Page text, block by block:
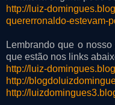
http://luiz-
quererronaldo-estevam-
Lembrando que o
que estão nos links
http://luiz-
http://
http://